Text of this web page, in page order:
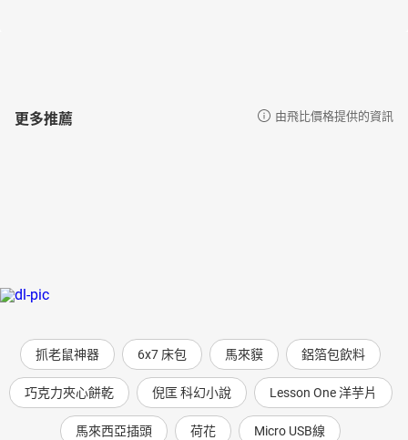
更多推薦 由飛比價格提供的資訊
抓老鼠神器 6x7 床包 馬來貘 鋁箔包飲料
巧克力夾心餅乾 倪匡 科幻小說 Lesson One 洋芋片
馬來西亞插頭 荷花 Micro USB線